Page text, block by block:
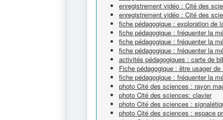
enregistrement vidéo : Cité des
enregistrement vidéo : Cité des
fiche pédagogique : exploration de
fiche pédagogique : fréquenter la
fiche pédagogique : fréquenter la
fiche pédagogique : fréquenter la
activités pédagogiques : carte de
Fiche pédagogique : être usager
fiche pédagogique : fréquenter la
photo Cité des sciences : rayon
photo Cité des sciences: clavier
photo Cité des sciences :
photo Cité des sciences : espace